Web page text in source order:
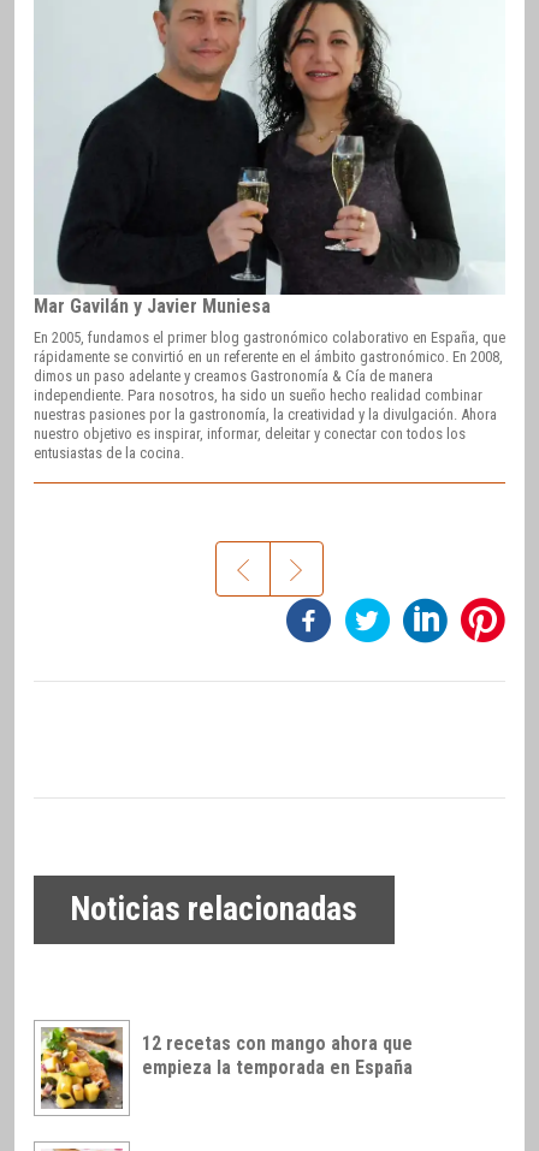
Mar Gavilán y Javier Muniesa
En 2005, fundamos el primer blog gastronómico colaborativo en España, que
rápidamente se convirtió en un referente en el ámbito gastronómico. En 2008,
dimos un paso adelante y creamos Gastronomía & Cía de manera
independiente. Para nosotros, ha sido un sueño hecho realidad combinar
nuestras pasiones por la gastronomía, la creatividad y la divulgación. Ahora
nuestro objetivo es inspirar, informar, deleitar y conectar con todos los
entusiastas de la cocina.
Noticias relacionadas
12 recetas con mango ahora que
empieza la temporada en España